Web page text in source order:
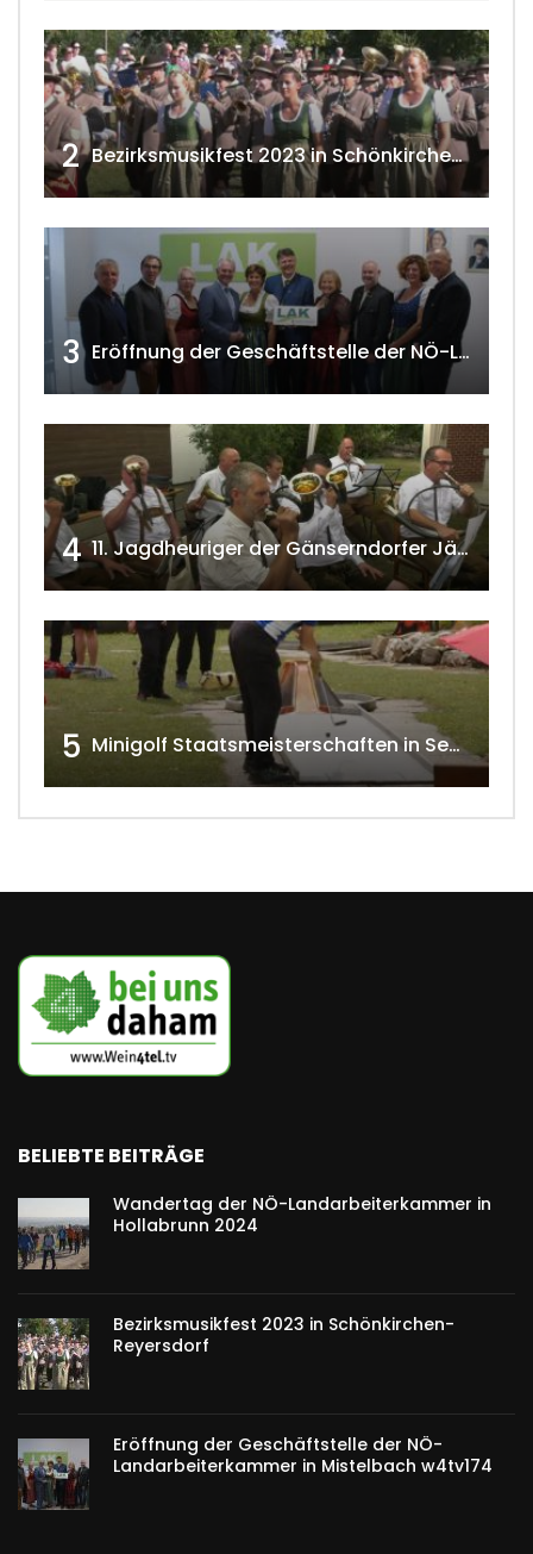
2 Bezirksmusikfest 2023 in Schönkirchen-Reyersdorf
3 Eröffnung der Geschäftstelle der NÖ-Landarbeiterkammer in Mistelbach w4tv174
4 11. Jagdheuriger der Gänserndorfer Jäger 2020 w4tv166
5 Minigolf Staatsmeisterschaften in Seefeld-Kadolz w4tv174
BELIEBTE BEITRÄGE
Wandertag der NÖ-Landarbeiterkammer in
Hollabrunn 2024
Bezirksmusikfest 2023 in Schönkirchen-
Reyersdorf
Eröffnung der Geschäftstelle der NÖ-
Landarbeiterkammer in Mistelbach w4tv174